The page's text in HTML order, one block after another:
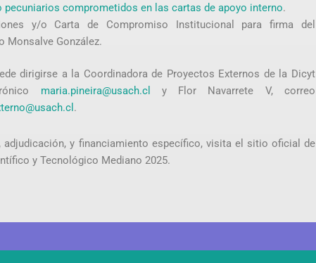
comprometidos en las cartas de apoyo interno.
y/o Carta de Compromiso Institucional para firma del
Monsalve González.
dirigirse a la Coordinadora de Proyectos Externos de la Dicyt
maria.pineira@usach.cl
y Flor Navarrete V, correo
.
adjudicación, y financiamiento específico, visita el sitio oficial de
y Tecnológico Mediano 2025.